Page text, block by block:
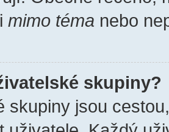
mimo téma nebo
skupiny?
skupiny jsou